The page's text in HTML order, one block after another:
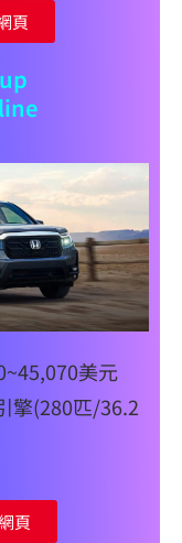
頁
美元
擎(280匹/36.2
頁